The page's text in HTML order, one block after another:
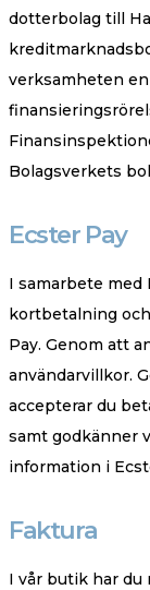
dotterbolag till
verksamheten
Bolagsverkets
Ecster Pay
I samarbete med
kortbetalning
Pay. Genom att
användarvillkor.
accepterar du
samt godkänner
information i
Faktura
I vår butik har du